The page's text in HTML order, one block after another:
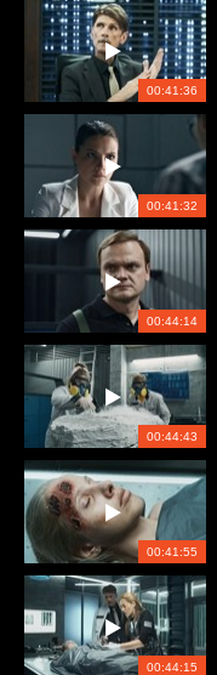
00:41:36
00:41:32
00:44:14
00:44:43
00:41:55
00:44:15